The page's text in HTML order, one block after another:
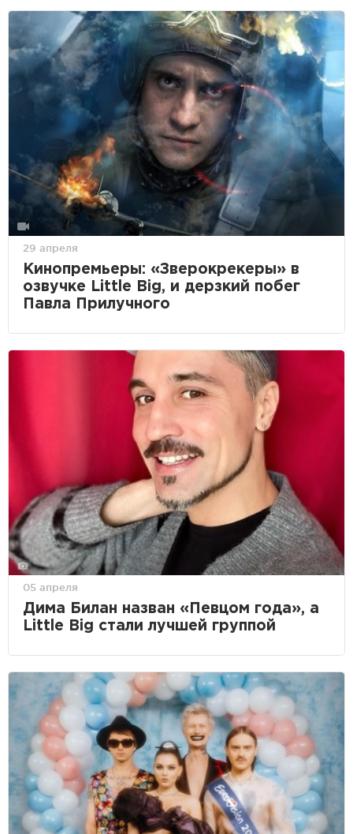
29 апреля
Кинопремьеры: «Зверокрекеры» в
озвучке Little Big, и дерзкий побег
Павла Прилучного
05 апреля
Дима Билан назван «Певцом года», а
Little Big стали лучшей группой